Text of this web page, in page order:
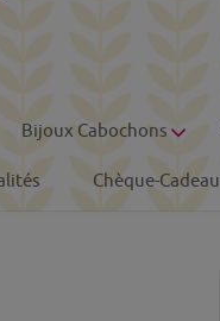
Bijoux Cabochons
Chèque-Cadeau